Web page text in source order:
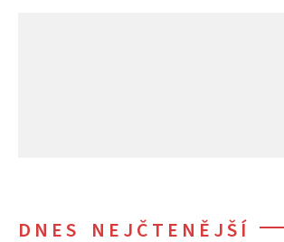
DNES NEJČTENĚJŠÍ